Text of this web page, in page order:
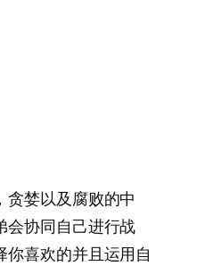
婪以及腐败的中
会协同自己进行战
喜欢的并且运用自